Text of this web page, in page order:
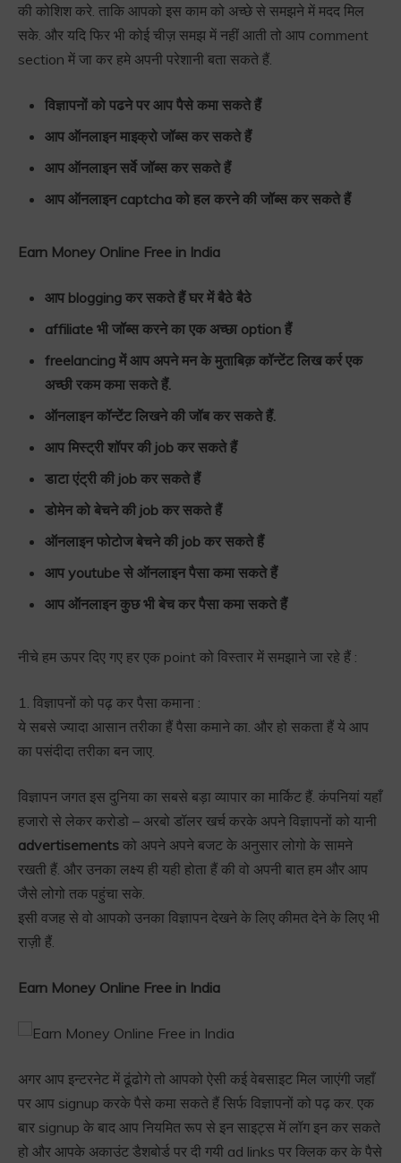
की कोशिश करे. ताकि आपको इस काम को अच्छे से समझने में मदद मिल
सके. और यदि फिर भी कोई चीज़ समझ में नहीं आती तो आप comment
section में जा कर हमे अपनी परेशानी बता सकते हैं.
विज्ञापनों को पढने पर आप पैसे कमा सकते हैं
आप ऑनलाइन माइक्रो जॉब्स कर सकते हैं
आप ऑनलाइन सर्वे जॉब्स कर सकते हैं
आप ऑनलाइन captcha को हल करने की जॉब्स कर सकते हैं
Earn Money Online Free in India
आप blogging कर सकते हैं घर में बैठे बैठे
affiliate भी जॉब्स करने का एक अच्छा option हैं
freelancing में आप अपने मन के मुताबिक़ कॉन्टेंट लिख कर्र एक
अच्छी रकम कमा सकते हैं.
ऑनलाइन कॉन्टेंट लिखने की जॉब कर सकते हैं.
आप मिस्ट्री शॉपर की job कर सकते हैं
डाटा एंट्री की job कर सकते हैं
डोमेन को बेचने की job कर सकते हैं
ऑनलाइन फोटोज बेचने की job कर सकते हैं
आप youtube से ऑनलाइन पैसा कमा सकते हैं
आप ऑनलाइन कुछ भी बेच कर पैसा कमा सकते हैं
नीचे हम ऊपर दिए गए हर एक point को विस्तार में समझाने जा रहे हैं :
1. विज्ञापनों को पढ़ कर पैसा कमाना :
ये सबसे ज्यादा आसान तरीका हैं पैसा कमाने का. और हो सकता हैं ये आप
का पसंदीदा तरीका बन जाए.
विज्ञापन जगत इस दुनिया का सबसे बड़ा व्यापार का मार्किट हैं. कंपनियां यहाँ
हजारो से लेकर करोडो – अरबो डॉलर खर्च करके अपने विज्ञापनों को यानी
advertisements को अपने अपने बजट के अनुसार लोगो के सामने
रखती हैं. और उनका लक्ष्य ही यही होता हैं की वो अपनी बात हम और आप
जैसे लोगो तक पहुंचा सके.
इसी वजह से वो आपको उनका विज्ञापन देखने के लिए कीमत देने के लिए भी
राज़ी हैं.
Earn Money Online Free in India
अगर आप इन्टरनेट में ढूंढोगे तो आपको ऐसी कई वेबसाइट मिल जाएंगी जहाँ
पर आप signup करके पैसे कमा सकते हैं सिर्फ विज्ञापनों को पढ़ कर. एक
बार signup के बाद आप नियमित रूप से इन साइट्स में लॉग इन कर सकते
हो और आपके अकाउंट डैशबोर्ड पर दी गयी ad links पर क्लिक कर के पैसे